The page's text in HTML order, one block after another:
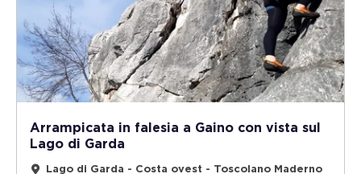
Arrampicata in falesia a Gaino con vista sul
Lago di Garda
Lago di Garda - Costa ovest - Toscolano Maderno